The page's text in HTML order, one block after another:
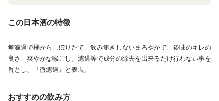
この日本酒の特徴
無濾過で桶からしぼりたて。飲み飽きしないまろやかで、後味のキレの
良さ、爽やかな喉ごし。濾過等で成分の除去を出来るだけ行わない事を
旨とし、『微濾過』と表現。
おすすめの飲み方